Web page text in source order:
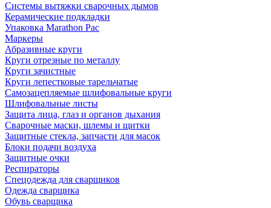
Системы вытяжки сварочных дымов
Керамические подкладки
Упаковка Marathon Pac
Маркеры
Абразивные круги
Круги отрезные по металлу
Круги зачистные
Круги лепестковые тарельчатые
Самозацепляемые шлифовальные круги
Шлифовальные листы
Защита лица, глаз и органов дыхания
Сварочные маски, шлемы и щитки
Защитные стекла, запчасти для масок
Блоки подачи воздуха
Защитные очки
Респираторы
Спецодежда для сварщиков
Одежда сварщика
Обувь сварщика